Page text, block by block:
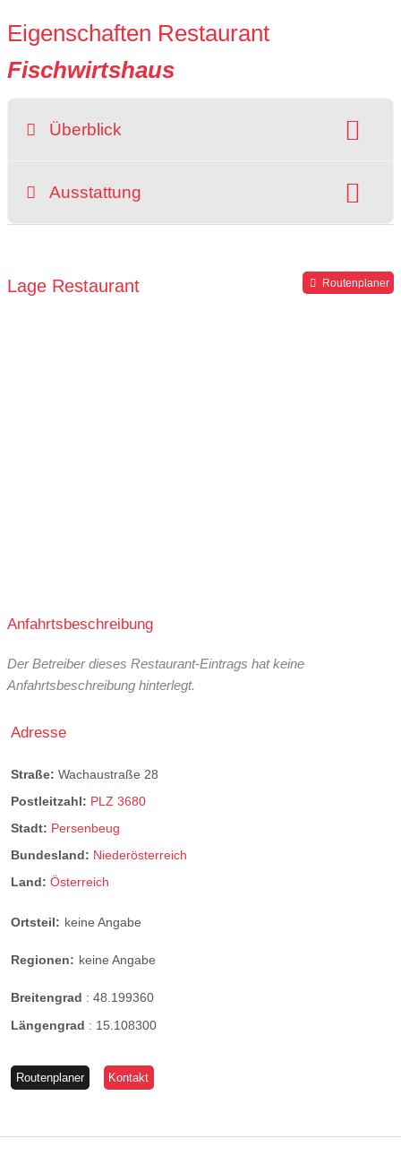
Eigenschaften Restaurant
Fischwirtshaus
Überblick
Ausstattung
Lage Restaurant Routenplaner
Anfahrtsbeschreibung
Der Betreiber dieses Restaurant-Eintrags hat keine
Anfahrtsbeschreibung hinterlegt.
Adresse
Straße: Wachaustraße 28
Postleitzahl: PLZ 3680
Stadt: Persenbeug
Bundesland: Niederösterreich
Land: Österreich
Ortsteil: keine Angabe
Regionen: keine Angabe
Breitengrad : 48.199360
Längengrad : 15.108300
Routenplaner Kontakt